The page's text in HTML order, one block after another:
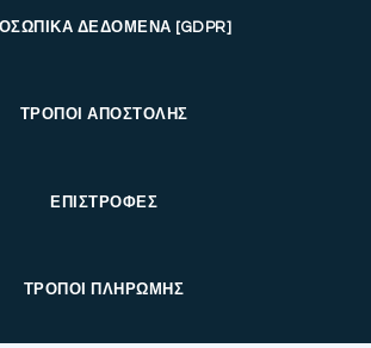
ΔΕΔΟΜΕΝΑ [GDPR]
ΤΡΟΠΟΙ ΑΠΟΣΤΟΛΗΣ
ΕΠΙΣΤΡΟΦΕΣ
ΤΡΟΠΟΙ ΠΛΗΡΩΜΗΣ